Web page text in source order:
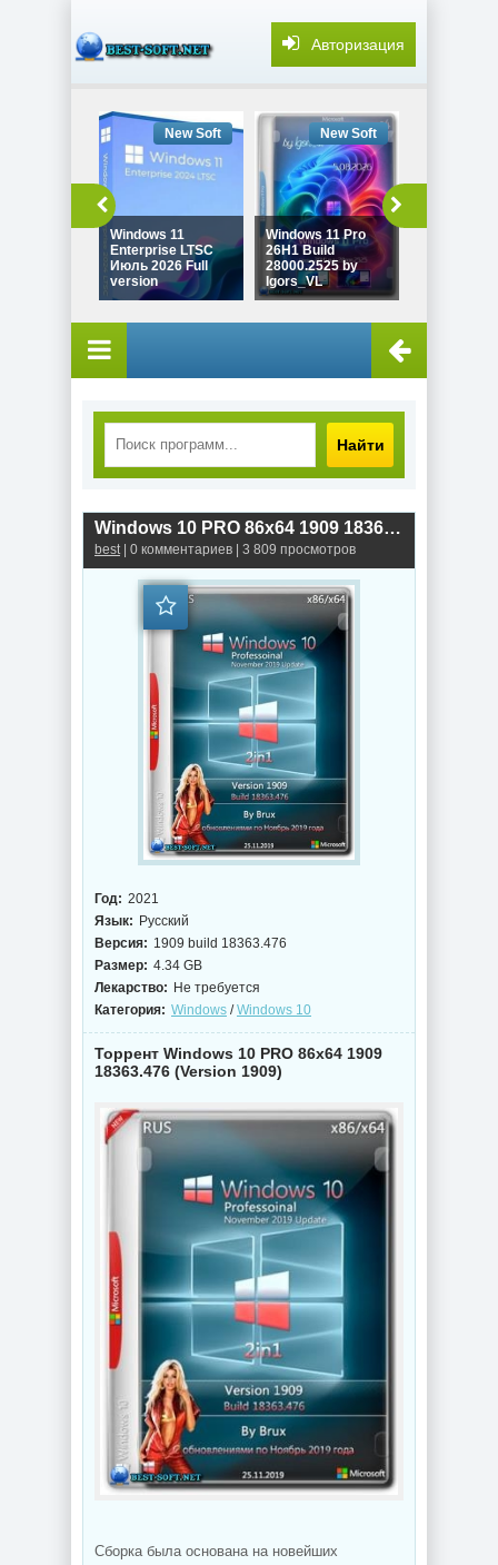
Авторизация
Windows 11
Enterprise LTSC
Июль 2026 Full
version
New Soft
Windows 11 Pro
26H1 Build
28000.2525 by
Igors_VL
New Soft
Найти
Windows 10 PRO 86x64 1909 18363.476 (Version 1909)
best| 0 комментариев | 3 809 просмотров
Год: 2021
Язык: Русский
Версия: 1909 build 18363.476
Размер: 4.34 GB
Лекарство: Не требуется
Категория: Windows /Windows 10
Торрент Windows 10 PRO 86x64 1909
18363.476 (Version 1909)
Сборка была основана на новейших